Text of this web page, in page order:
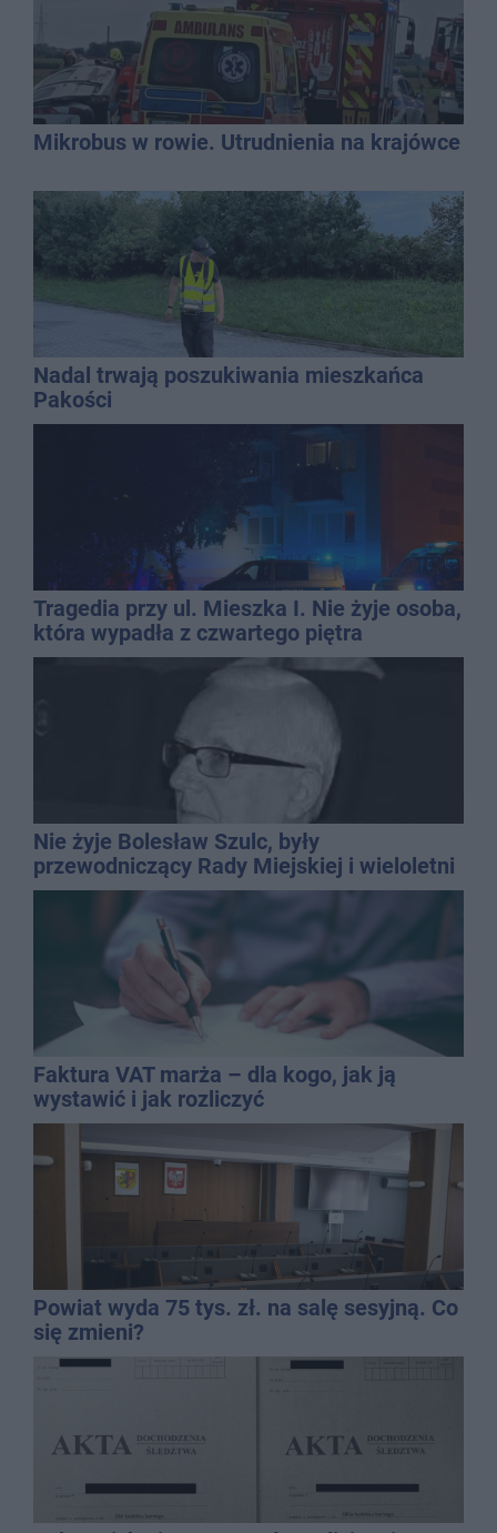
Mikrobus w rowie. Utrudnienia na krajówce
Nadal trwają poszukiwania mieszkańca
Pakości
Tragedia przy ul. Mieszka I. Nie żyje osoba,
która wypadła z czwartego piętra
Nie żyje Bolesław Szulc, były
przewodniczący Rady Miejskiej i wieloletni
dyrektor SP 14
Faktura VAT marża – dla kogo, jak ją
wystawić i jak rozliczyć
Powiat wyda 75 tys. zł. na salę sesyjną. Co
się zmieni?